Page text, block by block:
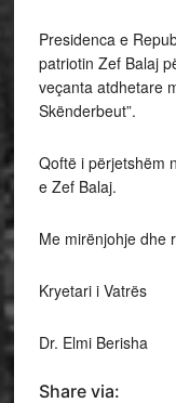
Presidenca e
patriotin Zef Balaj
veçanta atdhetare
Skënderbeut”.
Qoftë i përjetshëm
e Zef Balaj.
Me mirënjohje dhe
Kryetari i Vatrës
Dr. Elmi Berisha
Share via: